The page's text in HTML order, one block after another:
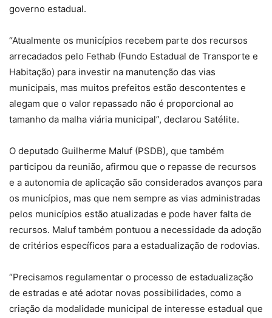
governo estadual.
“Atualmente os municípios recebem parte dos recursos
arrecadados pelo Fethab (Fundo Estadual de Transporte e
Habitação) para investir na manutenção das vias
municipais, mas muitos prefeitos estão descontentes e
alegam que o valor repassado não é proporcional ao
tamanho da malha viária municipal”, declarou Satélite.
O deputado Guilherme Maluf (PSDB), que também
participou da reunião, afirmou que o repasse de recursos
e a autonomia de aplicação são considerados avanços para
os municípios, mas que nem sempre as vias administradas
pelos municípios estão atualizadas e pode haver falta de
recursos. Maluf também pontuou a necessidade da adoção
de critérios específicos para a estadualização de rodovias.
“Precisamos regulamentar o processo de estadualização
de estradas e até adotar novas possibilidades, como a
criação da modalidade municipal de interesse estadual que